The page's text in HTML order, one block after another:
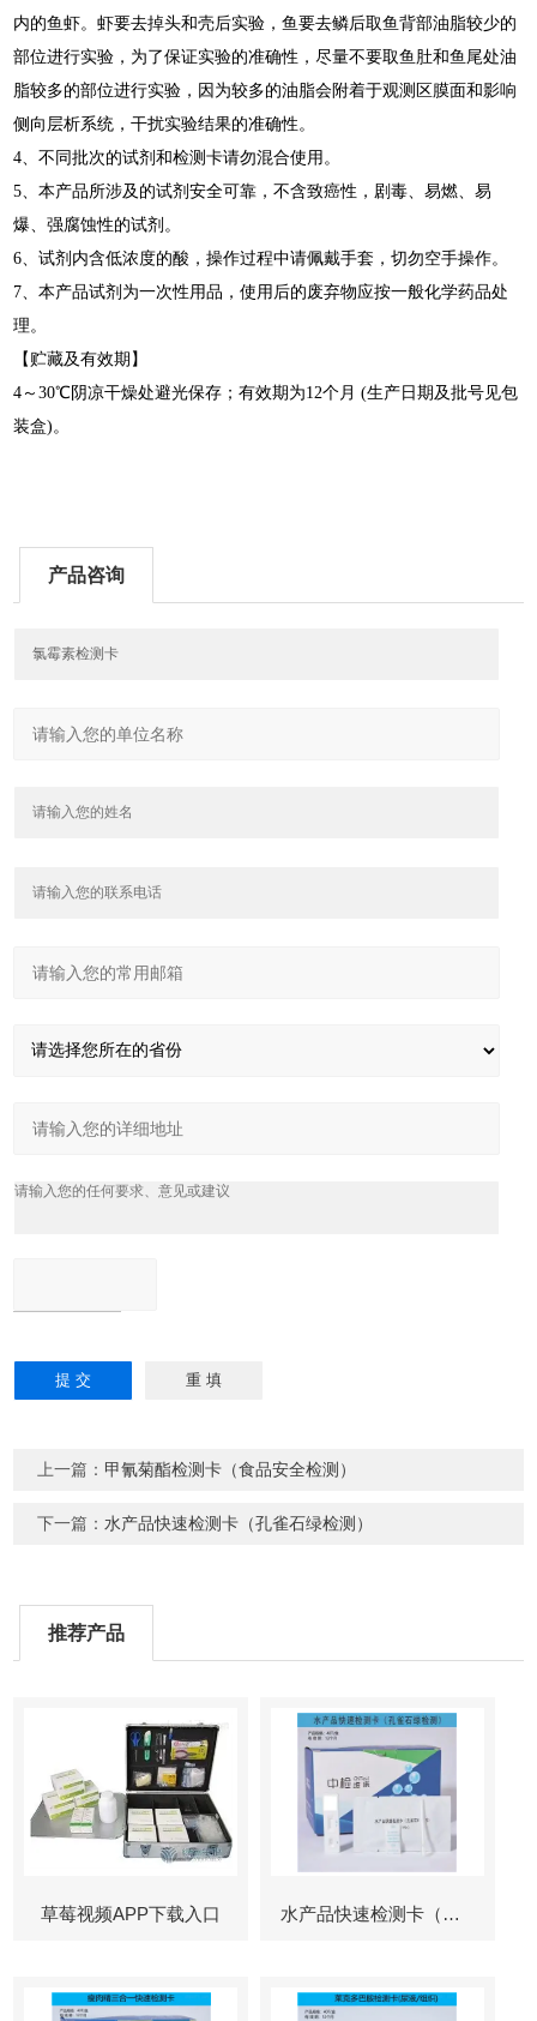
内的鱼虾。虾要去掉头和壳后实验，鱼要去鳞后取鱼背部油脂较少的
部位进行实验，为了保证实验的准确性，尽量不要取鱼肚和鱼尾处油
脂较多的部位进行实验，因为较多的油脂会附着于观测区膜面和影响
侧向层析系统，干扰实验结果的准确性。
4、不同批次的试剂和检测卡请勿混合使用。
5、本产品所涉及的试剂安全可靠，不含致癌性，剧毒、易燃、易
爆、强腐蚀性的试剂。
6、试剂内含低浓度的酸，操作过程中请佩戴手套，切勿空手操作。
7、本产品试剂为一次性用品，使用后的废弃物应按一般化学药品处
理。
【贮藏及有效期】
4～30℃阴凉干燥处避光保存；有效期为12个月 (生产日期及批号见包
装盒)。
产品咨询
上一篇： 甲氰菊酯检测卡（食品安全检测）
下一篇：水产品快速检测卡（孔雀石绿检测）
推荐产品
草莓视频APP下载入口 水产品快速检测卡（孔雀石绿检测）